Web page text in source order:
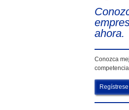
ahora.
Conozca